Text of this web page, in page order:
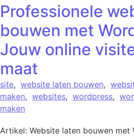
Professionele
bouwen met
Jouw online
maat
site, website laten bouwen,
maken, websites, wordpress,
maken
Artikel: Website laten bouwen met